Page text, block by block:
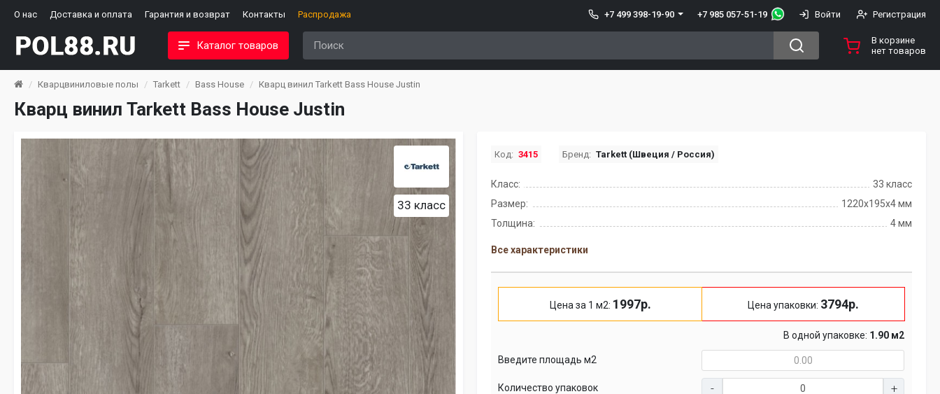
О нас Доставка и оплата Гарантия и возврат Контакты Распродажа +7 499 398-19-90 +7 985 057-51-19 Войти Регистрация
Каталог товаров
В корзине
нет товаров
Кварцвиниловые полы Tarkett Bass House Кварц винил Tarkett Bass House Justin
Кварц винил Tarkett Bass House Justin
33 класс
Код: 3415 Бренд: Tarkett (Швеция / Россия)
Класс:
33 класс
Размер:
1220x195x4 мм
Толщина:
4 мм
Все характеристики
Цена за 1 м2: 1997р. Цена упаковки: 3794р.
В одной упаковке: 1.90 м2
Введите площадь м2
Количество упаковок